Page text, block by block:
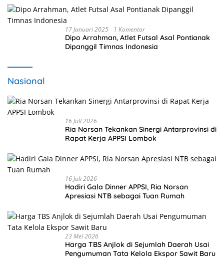
17 Januari 2025 1 Komentar
Dipo Arrahman, Atlet Futsal Asal Pontianak
Dipanggil Timnas Indonesia
Nasional
16 Juli 2026
Ria Norsan Tekankan Sinergi Antarprovinsi di
Rapat Kerja APPSI Lombok
16 Juli 2026
Hadiri Gala Dinner APPSI, Ria Norsan
Apresiasi NTB sebagai Tuan Rumah
23 Mei 2026
Harga TBS Anjlok di Sejumlah Daerah Usai
Pengumuman Tata Kelola Ekspor Sawit Baru